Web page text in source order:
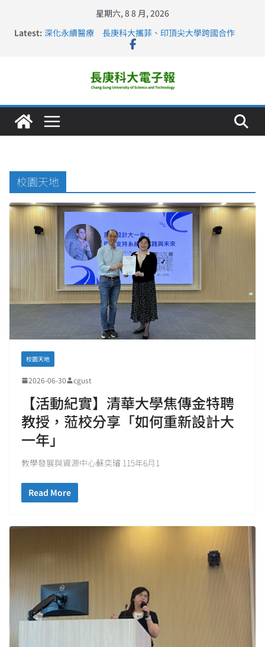
星期六, 8 8 月, 2026
Latest: 深化永續醫療 長庚科大攜菲、印頂尖大學跨國合作
長庚科大訪凱瑟醫療集團、美容學校收穫豐
仁德醫專與長庚科大締結策略聯盟 培育護理尖兵
長庚科大連四年穩居《遠見》醫學大學第5名 辦學實力再
校園天地
校園天地
2026-06-30 cgust
【活動紀實】清華大學焦傳金特聘
教授，蒞校分享「如何重新設計大
一年」
教學發展與資源中心蘇奕璿 115年6月1
Read More